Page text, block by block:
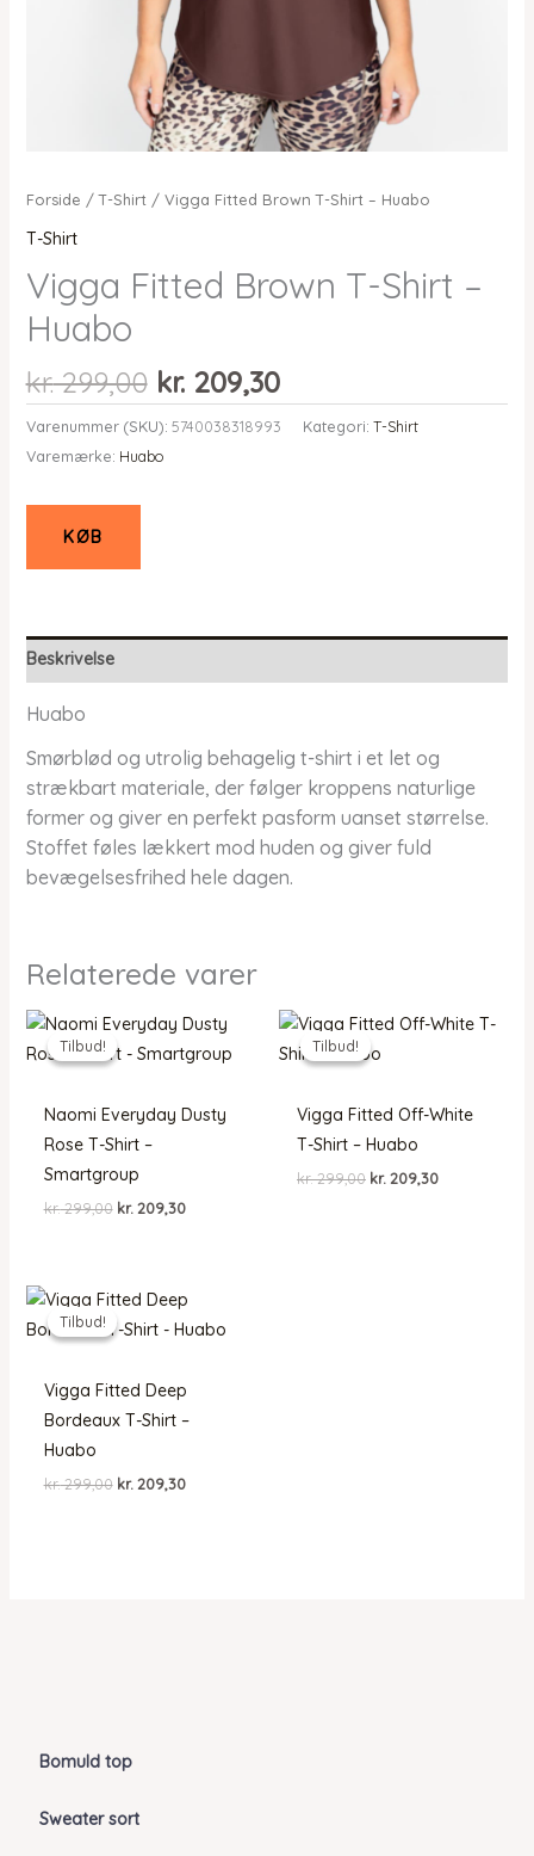
Bomuld top
Sweater sort
Forside /T-Shirt/ Vigga Fitted Brown T-Shirt – Huabo
T-Shirt
Vigga Fitted Brown T-Shirt –
Huabo
kr.299,00 Den
oprindelige
pris
var:
kr.209,30Den
aktuelle
pris
Varenummer (SKU): 5740038318993 Kategori: T-Shirt
Varemærke: Huabo
KØB
Beskrivelse
Huabo
Smørblød og utrolig behagelig t-shirt i et let og
strækbart materiale, der følger kroppens naturlige
former og giver en perfekt pasform uanset størrelse.
Stoffet føles lækkert mod huden og giver fuld
bevægelsesfrihed hele dagen.
Relaterede varer
Tilbud!
Tilbud!
Naomi Everyday Dusty
Rose T-Shirt –
Smartgroup
kr.299,00 Den
kr.209,30Den
Tilbud!
Tilbud!
Vigga Fitted Off-White
T-Shirt – Huabo
kr.299,00 Den
kr.209,30Den
Tilbud!
Tilbud!
Vigga Fitted Deep
Bordeaux T-Shirt –
Huabo
kr.299,00 Den
kr. 209,30Den